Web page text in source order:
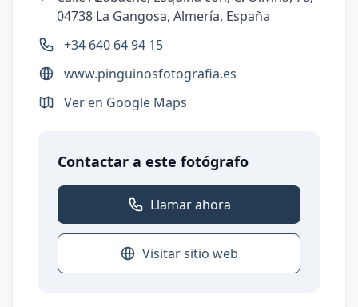
04738 La Gangosa, Almería, España
+34 640 64 94 15
www.pinguinosfotografia.es
Ver en Google Maps
Contactar a este fotógrafo
Llamar ahora
Visitar sitio web